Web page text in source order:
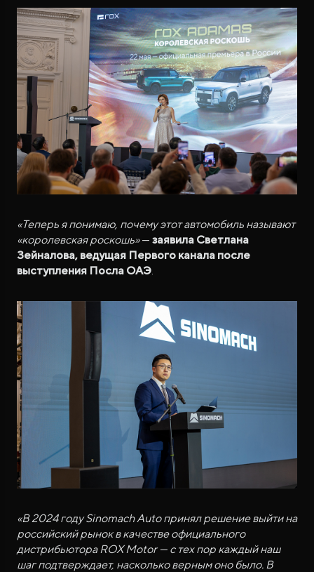
«Теперь я понимаю, почему этот автомобиль называют
«королевская роскошь»— заявила Светлана
Зейналова, ведущая Первого канала после
выступления Посла ОАЭ.
«В 2024 году Sinomach Auto принял решение выйти на
российский рынок в качестве официального
дистрибьютора ROX Motor — с тех пор каждый наш
шаг подтверждает, насколько верным оно было. В